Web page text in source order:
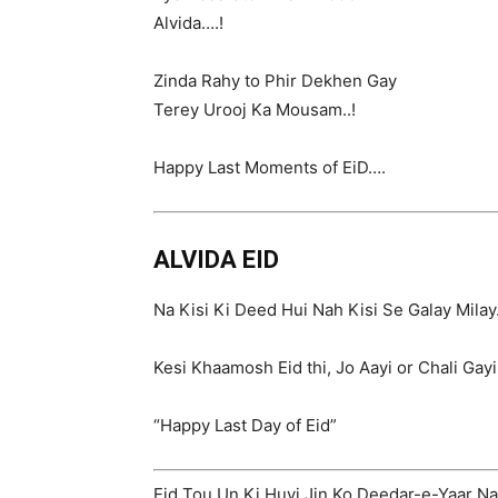
Alvida….!
Zinda Rahy to Phir Dekhen Gay
Terey Urooj Ka Mousam..!
Happy Last Moments of EiD….
ALVIDA EID
Na Kisi Ki Deed Hui Nah Kisi Se Galay Milay.
Kesi Khaamosh Eid thi, Jo Aayi or Chali
“Happy Last Day of Eid”
Eid Tou Un Ki Huyi Jin Ko Deedar-e-Yaar